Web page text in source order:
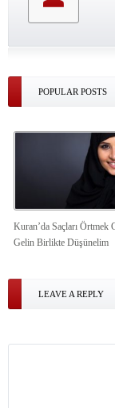
POPULAR POSTS
Kuran’da Saçları Örtmek
Gelin Birlikte Düşünelim
LEAVE A REPLY